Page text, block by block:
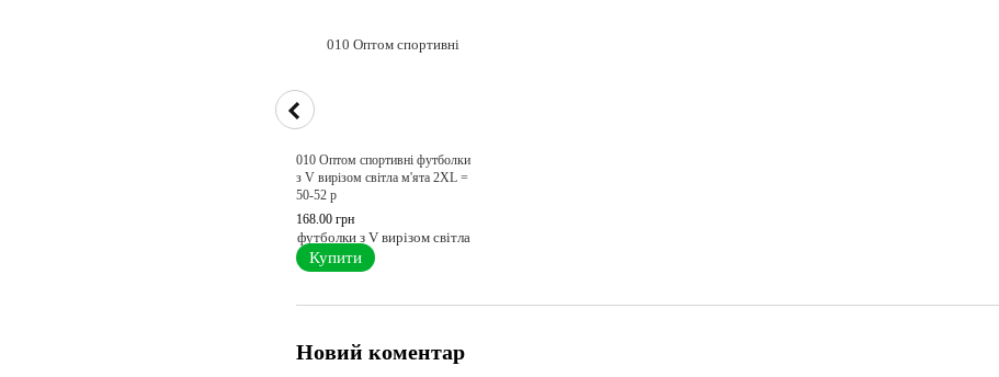
010 Оптом спортивні футболки
з V вирізом світла м'ята 2XL =
50-52 p
168.00 грн
Купити
Новий коментар